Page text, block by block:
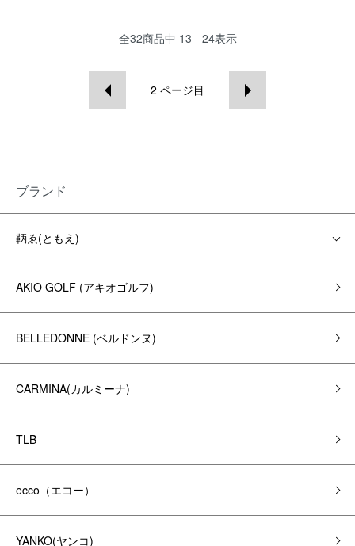
全32商品中 13 - 24表示
2 ページ目
ブランド
鞆ゑ(ともえ)
AKIO GOLF (アキオゴルフ)
BELLEDONNE (ベルドンヌ)
CARMINA(カルミーナ)
TLB
ecco（エコー）
YANKO(ヤンコ)